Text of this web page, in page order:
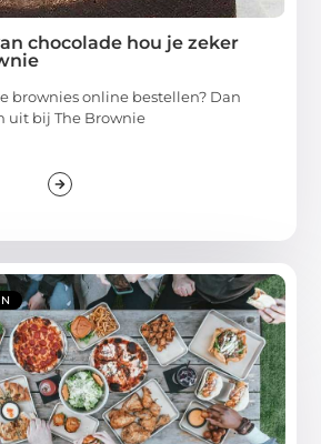
chocolade hou je zeker
brownies online bestellen? Dan
uit bij The Brownie